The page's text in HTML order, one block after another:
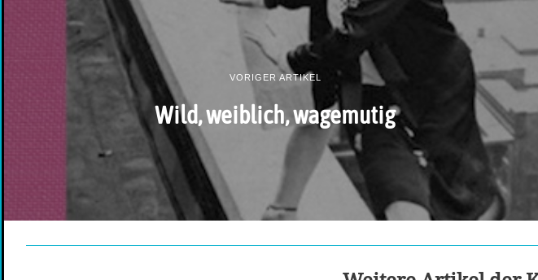
VORIGER ARTIKEL
Wild, weiblich, wagemutig